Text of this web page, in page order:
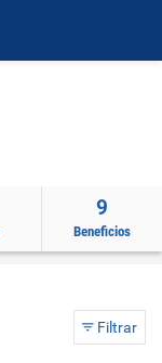
9
Beneficios
Filtrar